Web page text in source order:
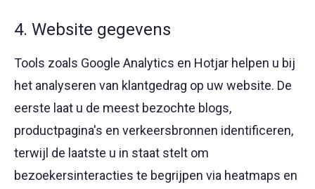
4. Website gegevens
Tools zoals Google Analytics en Hotjar helpen u bij
het analyseren van klantgedrag op uw website. De
eerste laat u de meest bezochte blogs,
productpagina's en verkeersbronnen identificeren,
terwijl de laatste u in staat stelt om
bezoekersinteracties te begrijpen via heatmaps en